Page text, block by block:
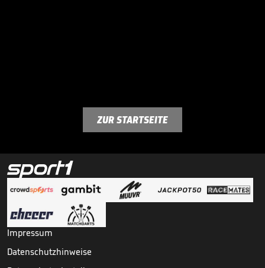
ZUR STARTSEITE
Impressum
Datenschutzhinweise